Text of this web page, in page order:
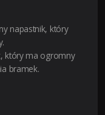
napastnik, który
który ma ogromny
bramek.